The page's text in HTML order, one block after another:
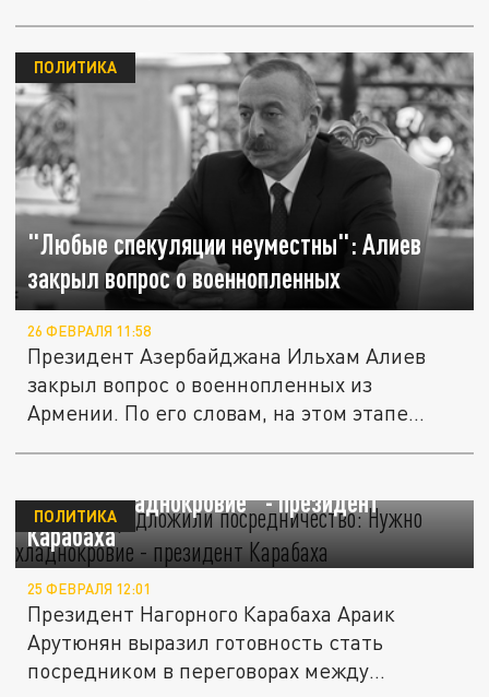
"Любые спекуляции неуместны": Алиев
закрыл вопрос о военнопленных
ПОЛИТИКА
26 ФЕВРАЛЯ 11:58
Президент Азербайджана Ильхам Алиев
закрыл вопрос о военнопленных из
Армении. По его словам, на этом этапе...
"Нужно хладнокровие" - президент
Карабаха
ПОЛИТИКА
25 ФЕВРАЛЯ 12:01
Президент Нагорного Карабаха Араик
Арутюнян выразил готовность стать
посредником в переговорах между